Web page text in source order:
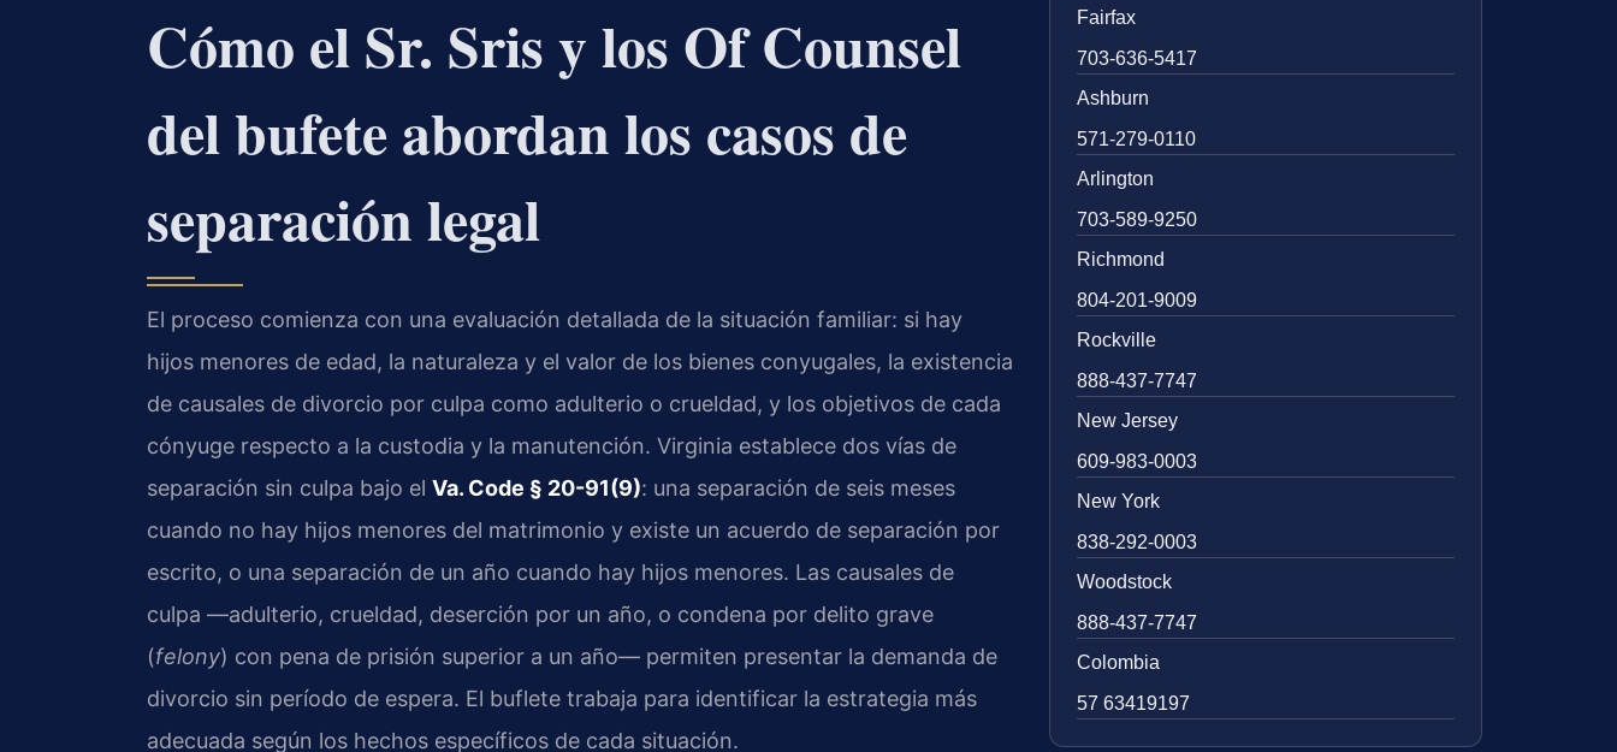
Cómo el Sr. Sris y los Of Counsel
del bufete abordan los casos de
separación legal
El proceso comienza con una evaluación detallada de la situación familiar: si hay
hijos menores de edad, la naturaleza y el valor de los bienes conyugales, la existencia
de causales de divorcio por culpa como adulterio o crueldad, y los objetivos de cada
cónyuge respecto a la custodia y la manutención. Virginia establece dos vías de
separación sin culpa bajo el Va. Code § 20-91(9): una separación de seis meses
cuando no hay hijos menores del matrimonio y existe un acuerdo de separación por
escrito, o una separación de un año cuando hay hijos menores. Las causales de
culpa —adulterio, crueldad, deserción por un año, o condena por delito grave
(felony) con pena de prisión superior a un año— permiten presentar la demanda de
divorcio sin período de espera. El buflete trabaja para identificar la estrategia más
adecuada según los hechos específicos de cada situación.
Fairfax
703-636-5417
Ashburn
571-279-0110
Arlington
703-589-9250
Richmond
804-201-9009
Rockville
888-437-7747
New Jersey
609-983-0003
New York
838-292-0003
Woodstock
888-437-7747
Colombia
57 63419197